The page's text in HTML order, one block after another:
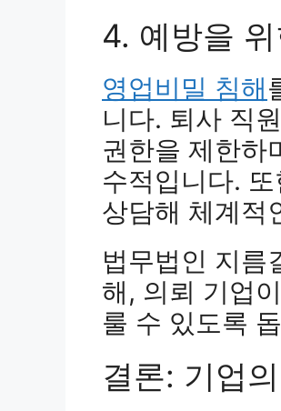
4. 예방을
영업비밀 침해
니다. 퇴사 직
권한을 제한하
수적입니다.
상담해 체계적
법무법인 지름
해, 의뢰 기업
룰 수 있도록
결론: 기업